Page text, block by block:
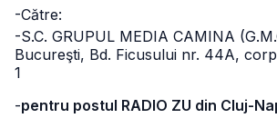
-Către:
-S.C. GRUPUL MEDIA CAMINA
Bucureşti, Bd. Ficusului nr. 44A,
1
-pentru postul RADIO ZU din Cluj-